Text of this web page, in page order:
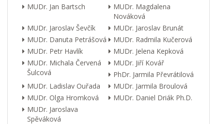
MUDr. Jan Bartsch
MUDr. Magdalena
Nováková
MUDr. Jaroslav Ševčík
MUDr. Jaroslav Brunát
MUDr. Danuta Petrášová
MUDr. Radmila Kučerová
MUDr. Petr Havlík
MUDr. Jelena Kepková
MUDr. Michala Červená
Šulcová
MUDr. Jiří Kovář
PhDr. Jarmila Převrátilová
MUDr. Ladislav Ouřada
MUDr. Jarmila Broulová
MUDr. Olga Hromková
MUDr. Daniel Driák Ph.D.
MUDr. Jaroslava
Spěváková